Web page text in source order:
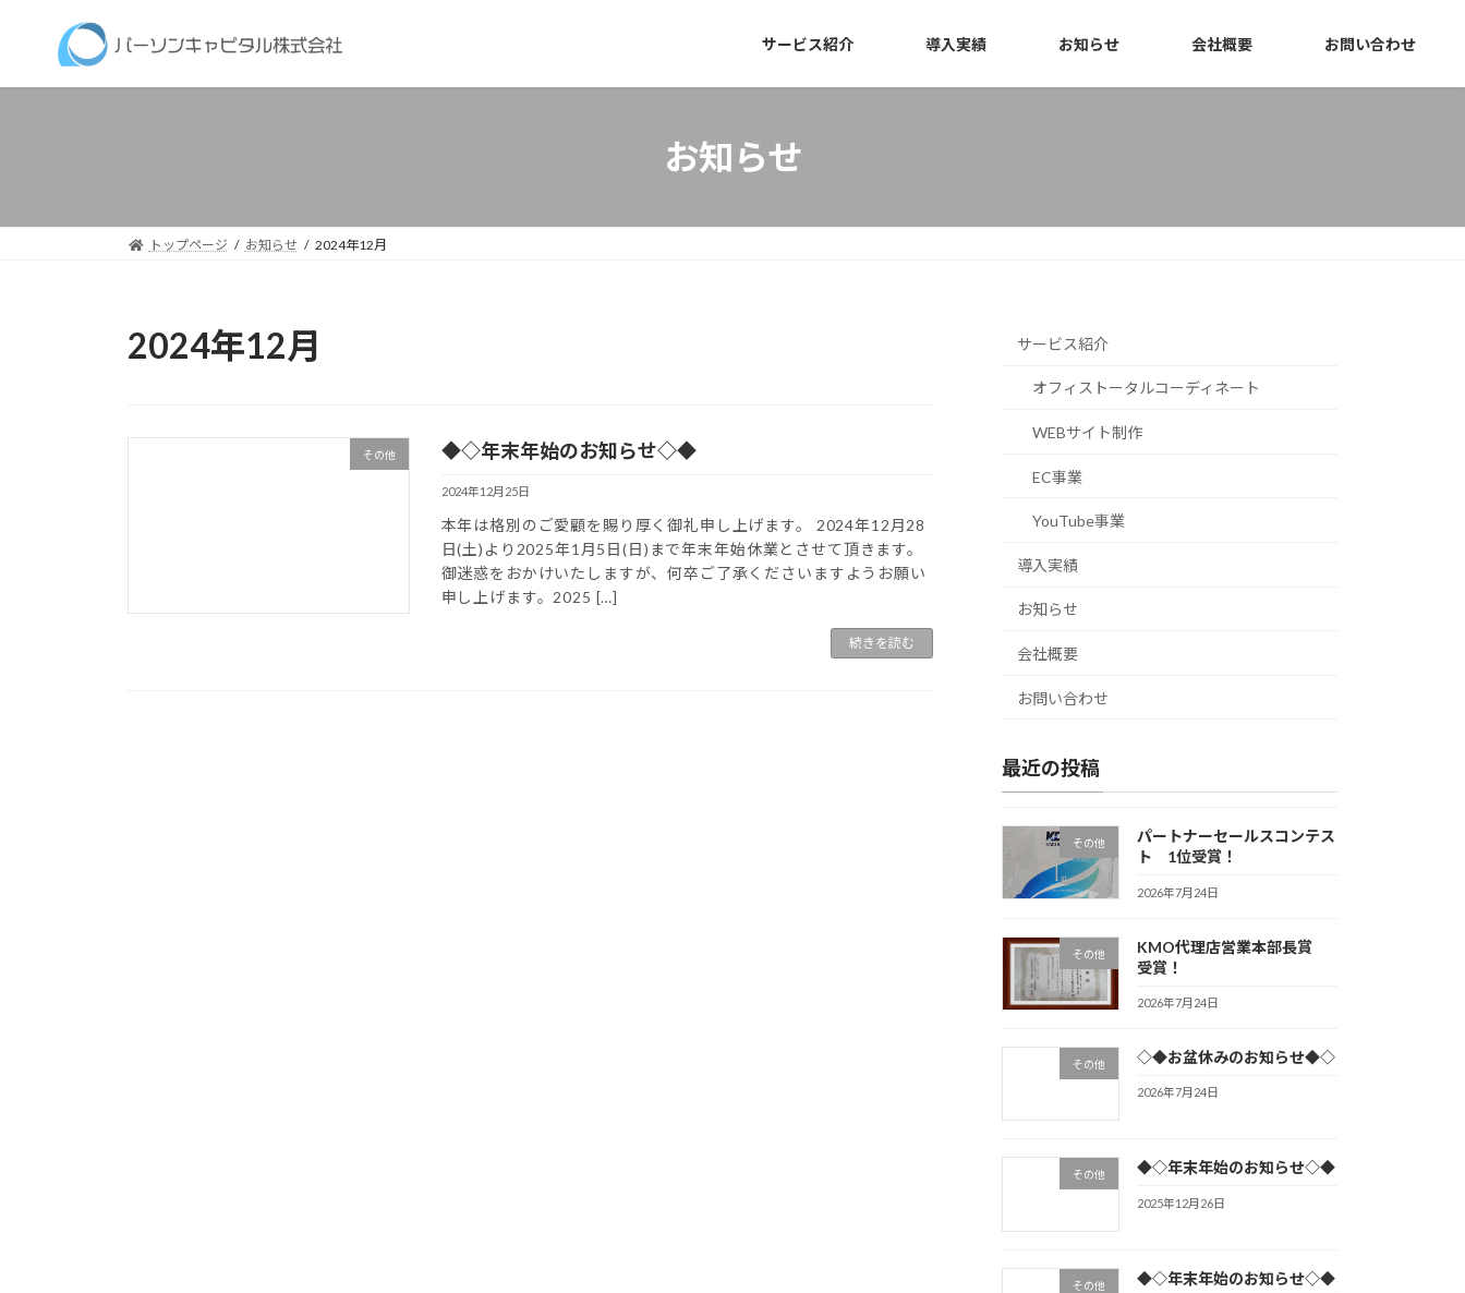
ン
ッ
ー
移
サービス紹介 導入実績 お知らせ 会社概要 お問い合わせ
お知らせ
トップページ お知らせ 2024年12月
2024年12月
その他 ◆◇年末年始のお知らせ◇◆
2024年12月25日
本年は格別のご愛顧を賜り厚く御礼申し上げます。 2024年12月28
日(土)より2025年1月5日(日)まで年末年始休業とさせて頂きます。
御迷惑をおかけいたしますが、何卒ご了承くださいますようお願い
申し上げます。2025 […]
続きを読む
サービス紹介
オフィストータルコーディネート
WEBサイト制作
EC事業
YouTube事業
導入実績
お知らせ
会社概要
お問い合わせ
最近の投稿
その他
パートナーセールスコンテス
ト 1位受賞！
2026年7月24日
その他
KMO代理店営業本部長賞
受賞！
2026年7月24日
その他 ◇◆お盆休みのお知らせ◆◇
2026年7月24日
その他 ◆◇年末年始のお知らせ◇◆
2025年12月26日
その他 ◆◇年末年始のお知らせ◇◆